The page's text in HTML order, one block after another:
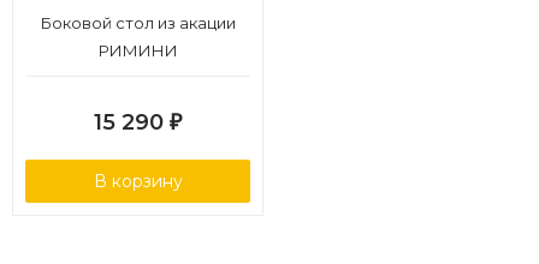
Боковой стол из акации
РИМИНИ
15 290 ₽
В корзину